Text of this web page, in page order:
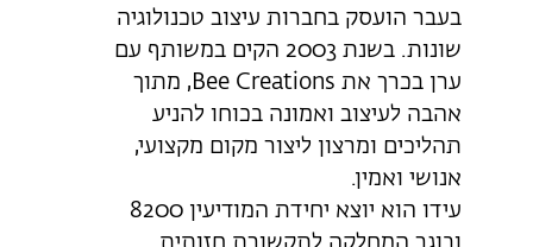
בעבר הועסק בחברות עיצוב טכנולוגיה
שונות. בשנת 2003 הקים במשותף עם
ערן בכרך את Bee Creations, מתוך
אהבה לעיצוב ואמונה בכוחו להניע
תהליכים ומרצון ליצור מקום מקצועי,
אנושי ואמין.
עידו הוא יוצא יחידת המודיעין 8200